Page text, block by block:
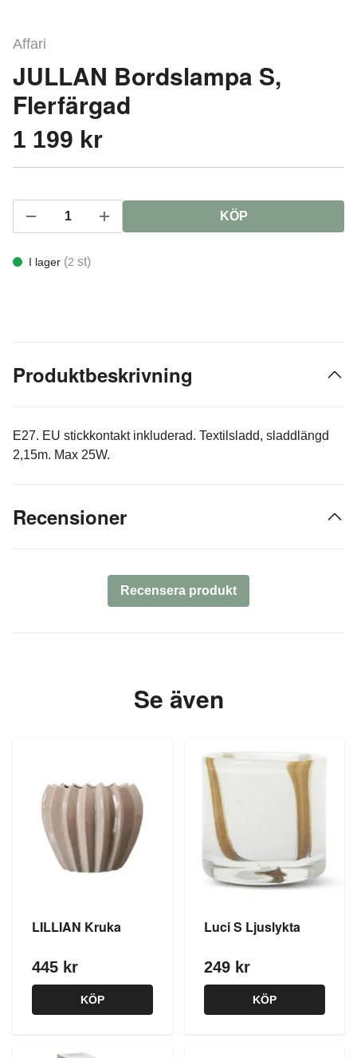
Affari
JULLAN Bordslampa S,
Flerfärgad
1 199 kr
KÖP
I lager (2 st)
Produktbeskrivning
E27. EU stickkontakt inkluderad. Textilsladd, sladdlängd
2,15m. Max 25W.
Recensioner
Recensera produkt
Se även
LILLIAN Kruka
445 kr
KÖP
Luci S Ljuslykta
249 kr
KÖP